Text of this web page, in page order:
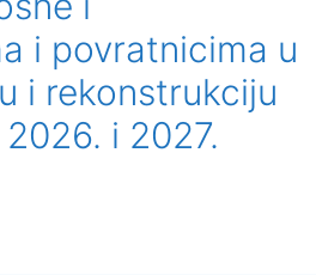
i povratnicima u
i rekonstrukciju
i 2027.